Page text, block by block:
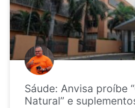
Sáude: Anvisa proíbe
Natural” e